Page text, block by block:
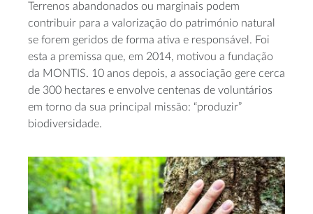
Terrenos abandonados ou marginais podem
contribuir para a valorização do património natural
se forem geridos de forma ativa e responsável. Foi
esta a premissa que, em 2014, motivou a fundação
da MONTIS. 10 anos depois, a associação gere cerca
de 300 hectares e envolve centenas de voluntários
em torno da sua principal missão: “produzir”
biodiversidade.